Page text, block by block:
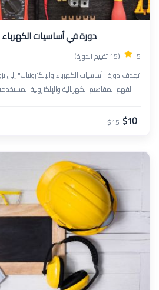
دورة في أساسيات الكهرباء
5 (15 تقييم الدورة)
تهدف دورة "أساسيات الكهرباء والإلكترونيات" إلى
لفهم المفاهيم الكهربائية والإلكترونية
الصناعي. تتناول الدورة المبادئ الأساسية مثل
قوانين أوم وكيرشوف، وأنواع الدوائر$10
$15